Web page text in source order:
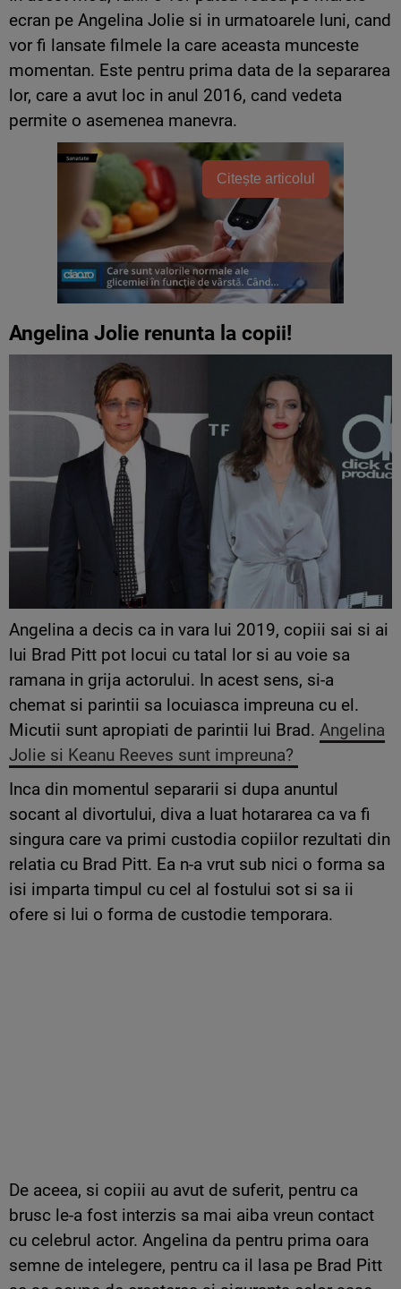
ecran pe Angelina Jolie si in urmatoarele luni, cand
vor fi lansate filmele la care aceasta munceste
momentan. Este pentru prima data de la separarea
lor, care a avut loc in anul 2016, cand vedeta
permite o asemenea manevra.
Citește articolul
Angelina Jolie renunta la copii!
Angelina a decis ca in vara lui 2019, copiii sai si ai
lui Brad Pitt pot locui cu tatal lor si au voie sa
ramana in grija actorului. In acest sens, si-a
chemat si parintii sa locuiasca impreuna cu el.
Micutii sunt apropiati de parintii lui Brad. Angelina
Jolie si Keanu Reeves sunt impreuna?
Inca din momentul separarii si dupa anuntul
socant al divortului, diva a luat hotararea ca va fi
singura care va primi custodia copiilor rezultati din
relatia cu Brad Pitt. Ea n-a vrut sub nici o forma sa
isi imparta timpul cu cel al fostului sot si sa ii
ofere si lui o forma de custodie temporara.
De aceea, si copiii au avut de suferit, pentru ca
brusc le-a fost interzis sa mai aiba vreun contact
cu celebrul actor. Angelina da pentru prima oara
semne de intelegere, pentru ca il lasa pe Brad Pitt